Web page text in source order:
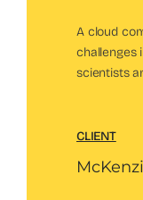
A cloud
challenges
scientists
CLIENT